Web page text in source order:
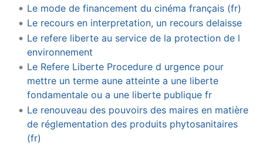
Le mode de financement du cinéma français (fr)
Le recours en interpretation, un recours delaisse
Le refere liberte au service de la protection de l
environnement
Le Refere Liberte Procedure d urgence pour
mettre un terme aune atteinte a une liberte
fondamentale ou a une liberte publique fr
Le renouveau des pouvoirs des maires en matière
de réglementation des produits phytosanitaires
(fr)